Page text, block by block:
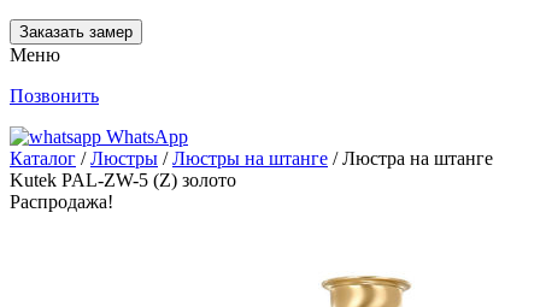
Заказать замер
Меню
Позвонить
WhatsApp
Каталог /Люстры /Люстры на штанге / Люстра на штанге
Kutek PAL-ZW-5 (Z) золото
Распродажа!